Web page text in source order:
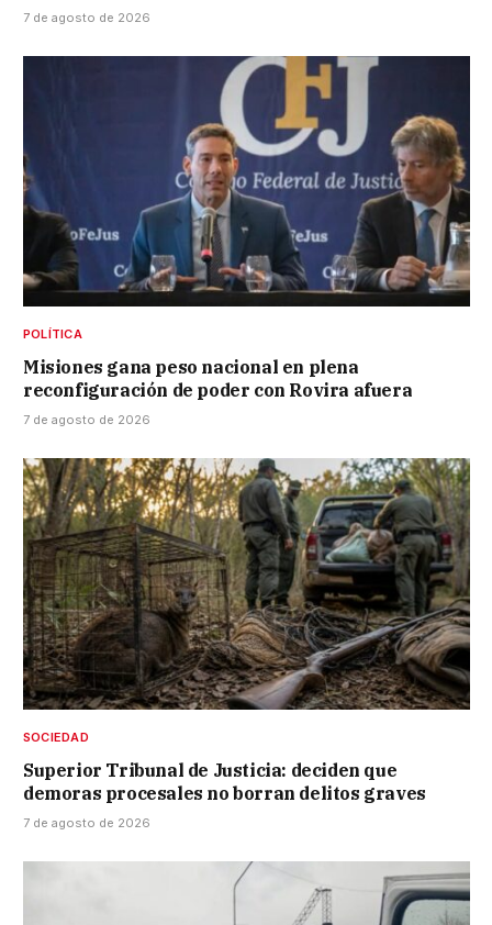
7 de agosto de 2026
POLÍTICA
Misiones gana peso nacional en plena
reconfiguración de poder con Rovira afuera
7 de agosto de 2026
SOCIEDAD
Superior Tribunal de Justicia: deciden que
demoras procesales no borran delitos graves
7 de agosto de 2026